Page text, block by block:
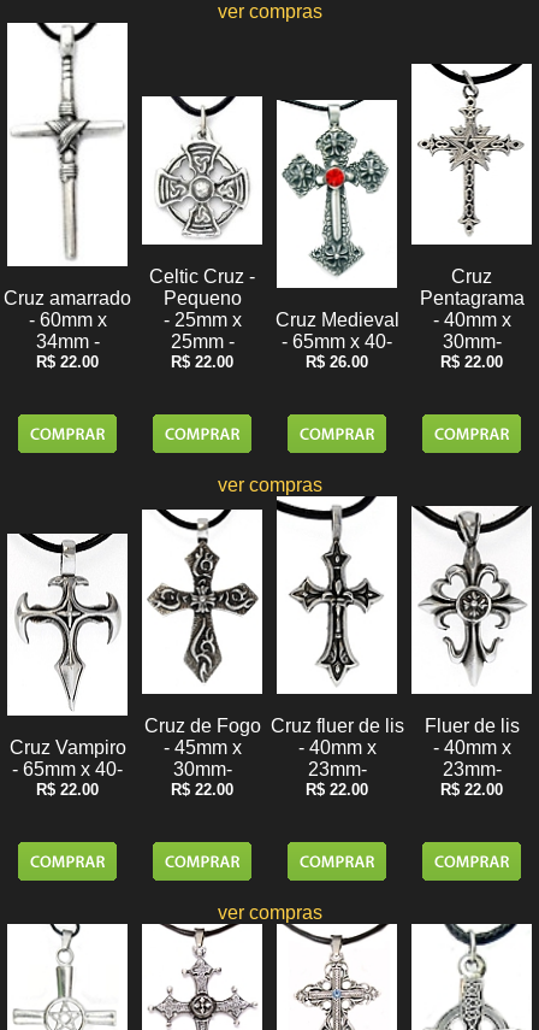
ver compras
Cruz amarrado
- 60mm x
34mm -
R$ 22.00
Celtic Cruz -
Pequeno
- 25mm x
25mm -
R$ 22.00
Cruz Medieval
- 65mm x 40-
R$ 26.00
Cruz
Pentagrama
- 40mm x
30mm-
R$ 22.00
ver compras
Cruz Vampiro
- 65mm x 40-
R$ 22.00
Cruz de Fogo
- 45mm x
30mm-
R$ 22.00
Cruz fluer de lis
- 40mm x
23mm-
R$ 22.00
Fluer de lis
- 40mm x
23mm-
R$ 22.00
ver compras